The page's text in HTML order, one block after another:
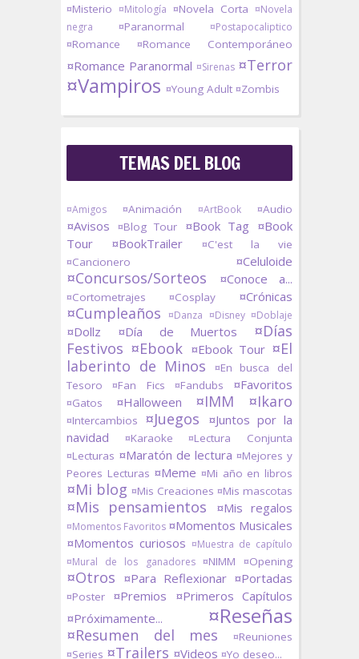
¤Misterio ¤Mitología ¤Novela Corta ¤Novela
negra
¤Paranormal ¤Postapocaliptico
¤Romance ¤Romance Contemporáneo
¤Romance Paranormal ¤Sirenas ¤Terror
¤Vampiros ¤Young Adult ¤Zombis
TEMAS DEL BLOG
¤Amigos ¤Animación ¤ArtBook ¤Audio
¤Avisos ¤Blog Tour ¤Book Tag ¤Book
Tour
¤BookTrailer
¤C'est la vie
¤Cancionero
¤Celuloide
¤Concursos/Sorteos ¤Conoce a...
¤Cortometrajes ¤Cosplay ¤Crónicas
¤Cumpleaños ¤Danza ¤Disney ¤Doblaje
¤Dollz ¤Día de Muertos
¤Días
Festivos ¤Ebook ¤Ebook Tour ¤El
laberinto de Minos
¤En busca del
Tesoro
¤Fan Fics ¤Fandubs ¤Favoritos
¤Gatos ¤Halloween ¤IMM ¤Ikaro
¤Intercambios ¤Juegos
¤Juntos por la
navidad
¤Karaoke
¤Lectura Conjunta
¤Lecturas ¤Maratón de lectura ¤Mejores y
Peores Lecturas ¤Meme ¤Mi año en libros
¤Mi blog ¤Mis Creaciones ¤Mis mascotas
¤Mis pensamientos ¤Mis regalos
¤Momentos Favoritos ¤Momentos Musicales
¤Momentos curiosos ¤Muestra de capítulo
¤Mural de los ganadores ¤NIMM ¤Opening
¤Otros ¤Para Reflexionar ¤Portadas
¤Poster ¤Premios
¤Primeros Capítulos
¤Próximamente...
¤Reseñas
¤Resumen del mes
¤Reuniones
¤Series ¤Trailers ¤Videos ¤Yo deseo...